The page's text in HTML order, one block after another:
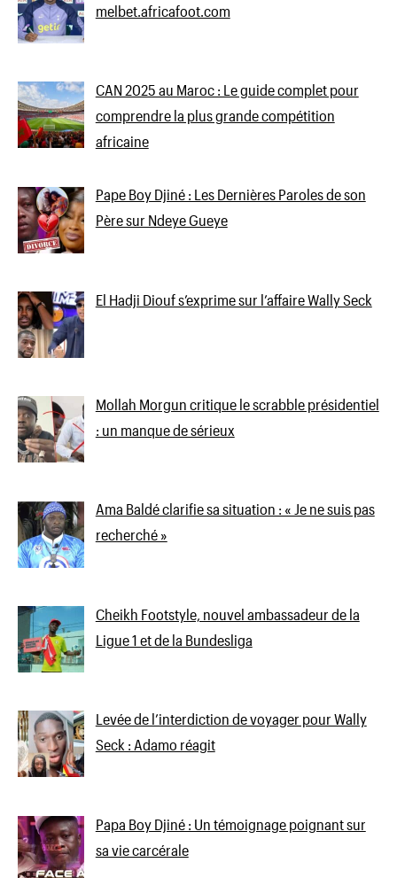
melbet.africafoot.com
CAN 2025 au Maroc : Le guide complet pour
comprendre la plus grande compétition
africaine
Pape Boy Djiné : Les Dernières Paroles de son
Père sur Ndeye Gueye
El Hadji Diouf s’exprime sur l’affaire Wally Seck
Mollah Morgun critique le scrabble présidentiel
: un manque de sérieux
Ama Baldé clarifie sa situation : « Je ne suis pas
recherché »
Cheikh Footstyle, nouvel ambassadeur de la
Ligue 1 et de la Bundesliga
Levée de l’interdiction de voyager pour Wally
Seck : Adamo réagit
Papa Boy Djiné : Un témoignage poignant sur
sa vie carcérale